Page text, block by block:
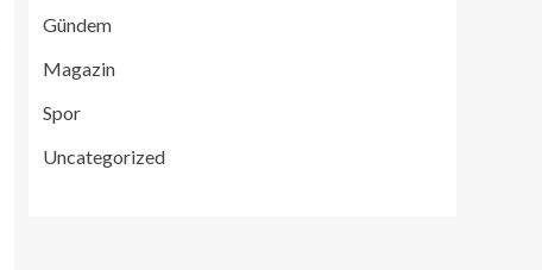
Gündem
Magazin
Spor
Uncategorized